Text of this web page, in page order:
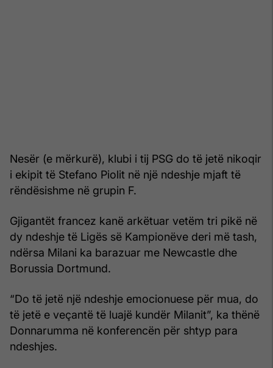
Nesër (e mërkurë), klubi i tij PSG do të jetë nikoqir
i ekipit të Stefano Piolit në një ndeshje mjaft të
rëndësishme në grupin F.
Gjigantët francez kanë arkëtuar vetëm tri pikë në
dy ndeshje të Ligës së Kampionëve deri më tash,
ndërsa Milani ka barazuar me Newcastle dhe
Borussia Dortmund.
“Do të jetë një ndeshje emocionuese për mua, do
të jetë e veçantë të luajë kundër Milanit”, ka thënë
Donnarumma në konferencën për shtyp para
ndeshjes.